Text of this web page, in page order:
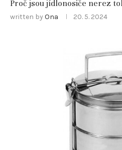
Proč jsou jídlonosiče nerez
written by Ona 20. 5. 2024